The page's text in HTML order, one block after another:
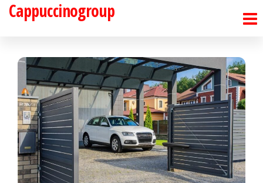
Перейти
Cappuccinogroup